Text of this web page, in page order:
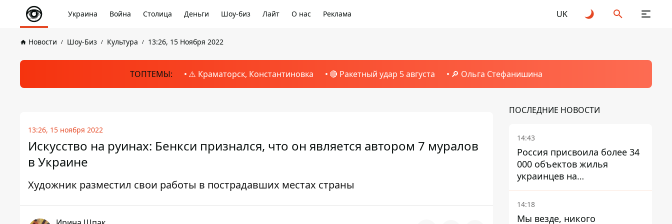
Украина Война Столица Деньги Шоу-биз Лайт О нас Реклама UK
Новости Шоу-Биз Культура 13:26, 15 Ноября 2022
ТОПТЕМЫ: ⚠️ Краматорск, Константиновка 🔴 Ракетный удар 5 августа 🔎 Ольга Стефанишина
13:26, 15 ноября 2022
Искусство на руинах: Бенкси признался, что он является автором 7 муралов
в Украине
Художник разместил свои работы в пострадавших местах страны
ПОСЛЕДНИЕ НОВОСТИ
14:43
Россия присвоила более 34
000 объектов жилья
украинцев на
оккупированных
территориях -
14:18
Мы везде, никого